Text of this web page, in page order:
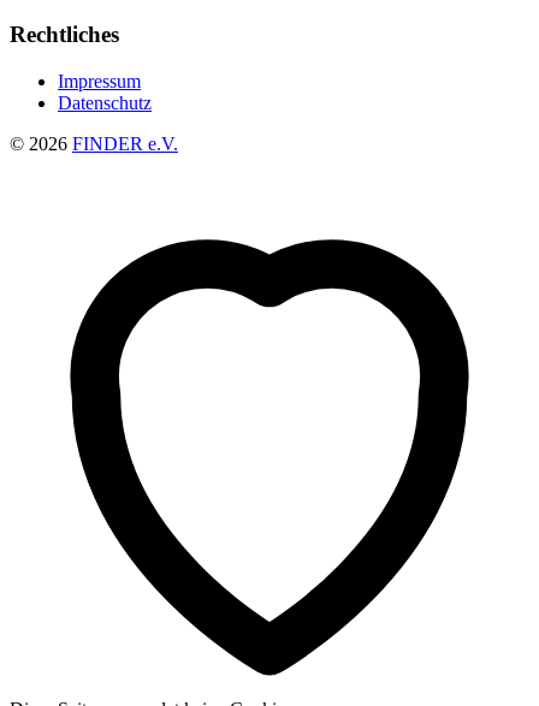
Rechtliches
Impressum
Datenschutz
© 2026 FINDER e.V.